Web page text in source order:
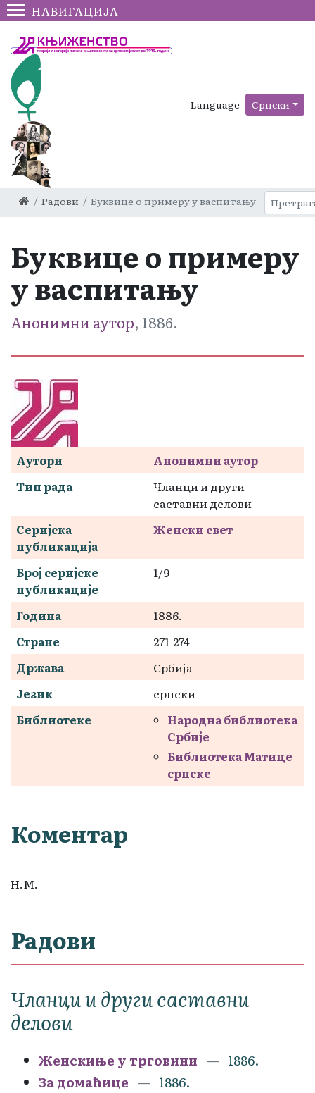
НАВИГАЦИЈА
Language Српски
Радови Буквице о примеру у васпитању
Буквице о примеру
у васпитању
Анонимни аутор, 1886.
Аутори
Анонимни аутор
Тип рада
Чланци и други
саставни делови
Серијска
публикација
Женски свет
Број серијске
публикације
1/9
Година
1886.
Стране
271-274
Држава
Србија
Језик
српски
Библиотеке
Народна библиотека
Србије
Библиотека Матице
српске
Коментар
Н.М.
Радови
Чланци и други саставни
делови
Женскиње у трговини
1886.
За домаћице
1886.